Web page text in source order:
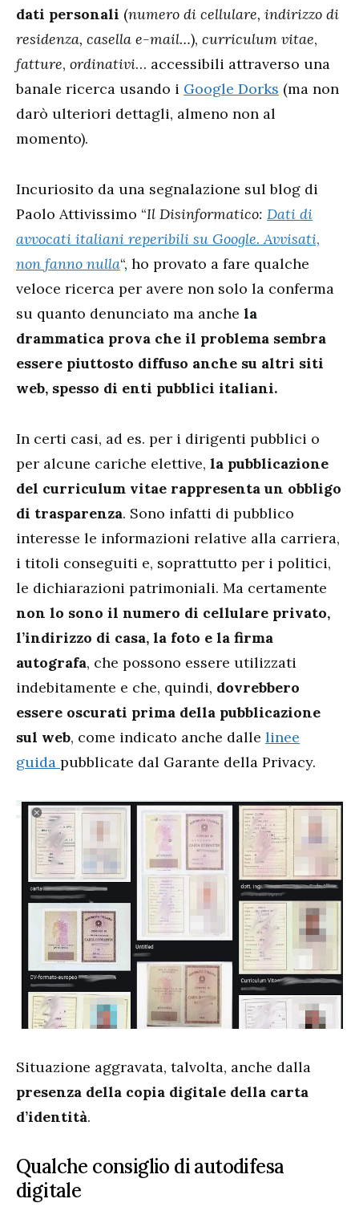
dati personali (numero di cellulare, indirizzo di
residenza, casella e-mail…), curriculum vitae,
fatture, ordinativi… accessibili attraverso una
banale ricerca usando i Google Dorks (ma non
darò ulteriori dettagli, almeno non al
momento).
Incuriosito da una segnalazione sul blog di
Paolo Attivissimo “Il Disinformatico: Dati di
avvocati italiani reperibili su Google. Avvisati,
non fanno nulla“, ho provato a fare qualche
veloce ricerca per avere non solo la conferma
su quanto denunciato ma anche la
drammatica prova che il problema sembra
essere piuttosto diffuso anche su altri siti
web, spesso di enti pubblici italiani.
In certi casi, ad es. per i dirigenti pubblici o
per alcune cariche elettive, la pubblicazione
del curriculum vitae rappresenta un obbligo
di trasparenza. Sono infatti di pubblico
interesse le informazioni relative alla carriera,
i titoli conseguiti e, soprattutto per i politici,
le dichiarazioni patrimoniali. Ma certamente
non lo sono il numero di cellulare privato,
l’indirizzo di casa, la foto e la firma
autografa, che possono essere utilizzati
indebitamente e che, quindi, dovrebbero
essere oscurati prima della pubblicazione
sul web, come indicato anche dalle linee
guida pubblicate dal Garante della Privacy.
Situazione aggravata, talvolta, anche dalla
presenza della copia digitale della carta
d’identità.
Qualche consiglio di autodifesa
digitale